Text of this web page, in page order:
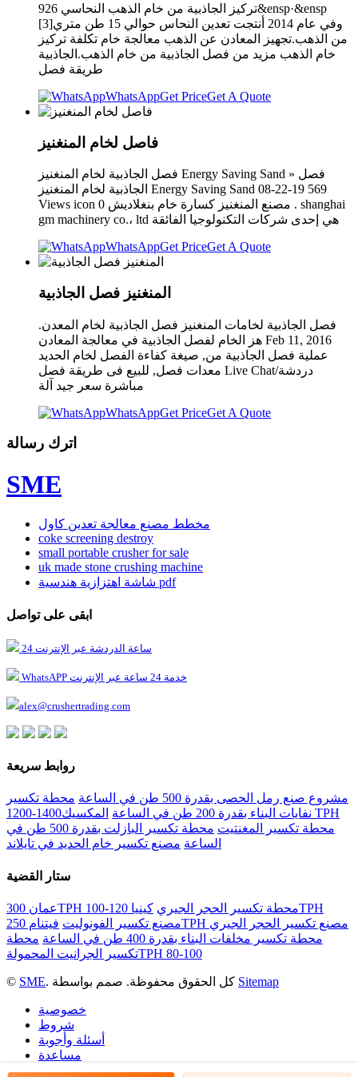
تركيز الجاذبية من خام الذهب النحاسي 926&ensp·&ensp
[3]وفي عام 2014 أنتجت تعدين النحاس حوالي 15 طن متري
من الذهب.تجهيز المعادن عن الذهب معالجة خام تكلفة تركيز
خام الذهب مزيد من فصل الجاذبية من خام الذهب.الجاذبية
طريقة فصل
WhatsAppGet PriceGet A Quote
فاصل لخام المنغنيز
فصل الجاذبية لخام المنغنيز Energy Saving Sand » فصل
الجاذبية لخام المنغنيز Energy Saving Sand 08-22-19 569
Views icon 0 مصنع المنغنيز كسارة خام بنغلاديش . shanghai
gm machinery co.، ltd هي إحدى شركات التكنولوجيا الفائقة
WhatsAppGet PriceGet A Quote
المنغنيز فصل الجاذبية
فصل الجاذبية لخامات المنغنيز فصل الجاذبية لخام المعدن.
هز الخام لفصل الجاذبية في معالجة المعادن Feb 11, 2016
عملية فصل الجاذبية من, صيغة كفاءة الفصل لخام الحديد
معدات فصل, للبيع فى طريقة فصل Live Chat/دردشة
مباشرة سعر جيد آلة
WhatsAppGet PriceGet A Quote
اترك رسالة
SME
مخطط مصنع معالجة تعدين كاول
coke screening destroy
small portable crusher for sale
uk made stone crushing machine
شاشة اهتزازية هندسية pdf
ابقى على تواصل
24 ساعة الدردشة عبر الإنترنت
WhatsAPP خدمة 24 ساعة عبر الإنترنت
alex@crushertrading.com
روابط سريعة
مشروع صنع رمل الحصى بقدرة 500 طن في الساعة
محطة تكسير
نفايات البناء بقدرة 200 طن في الساعة
المكسيك1400-1200 TPH
محطة تكسير المغنتيت
محطة تكسير البازلت بقدرة 500 طن في
الساعة مصنع تكسير خام الحديد في تايلاند
ستار القضية
عمان 300TPH محطة تكسير الحجر الجيري
كينيا 120-100TPH
مصنع تكسير الفونوليت
فيتنام 250TPH مصنع تكسير الحجر الجيري
محطة تكسير مخلفات البناء بقدرة 400 طن في الساعة
محطة
تكسير الجرانيت المحمولةTPH 80-100
© SME Sitemap
خصوصية
شروط
أسئلة وأجوبة
مساعدة